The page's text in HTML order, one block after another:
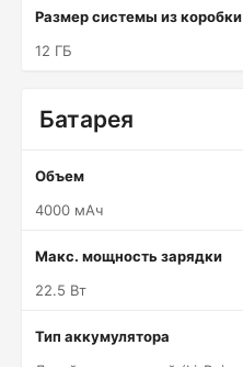
Размер системы из коробки
12 ГБ
Батарея
Объем
4000 мАч
Макс. мощность зарядки
22.5 Вт
Тип аккумулятора